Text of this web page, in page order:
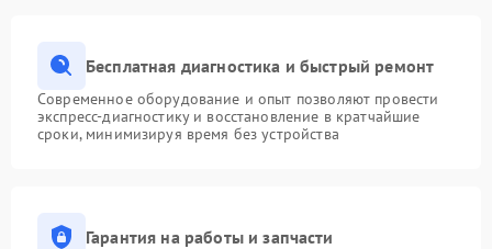
Бесплатная диагностика и быстрый ремонт
Современное оборудование и опыт позволяют провести
экспресс-диагностику и восстановление в кратчайшие
сроки, минимизируя время без устройства
Гарантия на работы и запчасти